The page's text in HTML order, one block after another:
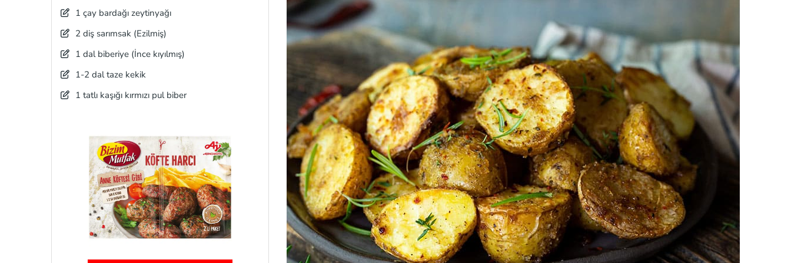
1 çay bardağı zeytinyağı
2 diş sarımsak (Ezilmiş)
1 dal biberiye (İnce kıyılmış)
1-2 dal taze kekik
1 tatlı kaşığı kırmızı pul biber